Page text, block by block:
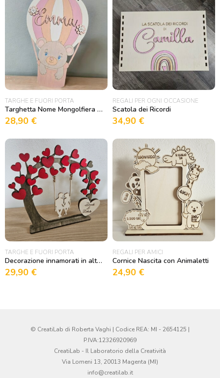
TARGHE E FUORI PORTA
Targhetta Nome Mongolfiera con orsetto
28,90 €
REGALI PER OGNI OCCASIONE
Scatola dei Ricordi
34,90 €
TARGHE E FUORI PORTA
Decorazione innamorati in altalena con cuori
29,90 €
REGALI PER AMICI
Cornice Nascita con Animaletti
24,90 €
© CreatiLab di Roberta Vaghi | Codice REA: MI - 2654125 |
P.IVA:12326920969
CreatiLab - Il Laboratorio della Creatività
Via Lomeni 13, 20013 Magenta (MI)
info@creatilab.it